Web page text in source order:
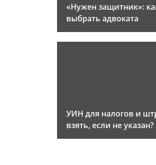
«Нужен защитник»:
выбрать адвоката
УИН для налогов и
взять, если не указан?